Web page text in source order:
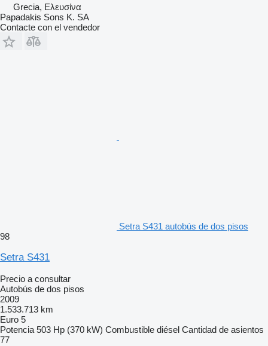
Grecia, Ελευσίνα
Papadakis Sons K. SA
Contacte con el vendedor
Setra S431 autobús de dos pisos
98
Setra S431
Precio a consultar
Autobús de dos pisos
2009
1.533.713 km
Euro 5
Potencia 503 Hp (370 kW) Combustible diésel Cantidad de asientos
77